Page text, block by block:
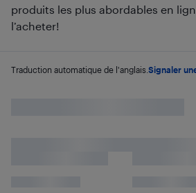
produits les plus abordables en
l’acheter!
Traduction automatique de l'anglais. Signaler